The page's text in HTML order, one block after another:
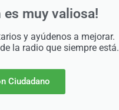
es muy valiosa!
y ayúdenos a mejorar.
la radio que siempre está.
Ciudadano